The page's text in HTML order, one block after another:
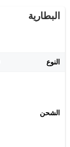
البطارية
النوع
الشحن